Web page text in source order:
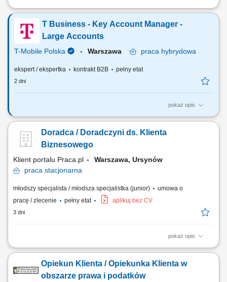
Zakres obowiązków: Realizacja celów sprzedażowych oraz rozwijanie
sprzedaży materiałów hutniczych. Aktywne pozyskiwanie nowych
klientów i budowanie długofalowych relacji biznesowych.
Przygotowywanie ofert oraz prowadzenie negocjacji handlowych.
Obsługa klientów poprzez kontakt...
T Business - Key Account Manager -
Large Accounts
T-Mobile Polska Warszawa praca hybrydowa
ekspert / ekspertka kontrakt B2B pełny etat
2 dni
pokaż opis
Zadania, które na Ciebie czekają: Zarządzanie aktualną bazą Klientów
produktów w odpowiedzi na rozpoznane potrzeby klientów, Budowanie
silnych relacji z Klientami, Prezentowanie i aktywne uczestnictwo w
Doradca / Doradczyni ds. Klienta
Biznesowego
Klient portalu Praca.pl
Warszawa, Ursynów
praca stacjonarna
młodszy specjalista / młodsza specjalistka (junior)
umowa o
pracę / zlecenie
pełny etat aplikuj bez CV
3 dni
pokaż opis
Aktywne pozyskiwanie nowych klientów biznesowych oraz rozwijanie
identyfikowanie potrzeb klientów B2B. Przygotowywanie ofert,
negocjowanie warunków współpracy oraz koordynowanie procesu
Opiekun Klienta / Opiekunka Klienta w
obszarze prawa i podatków